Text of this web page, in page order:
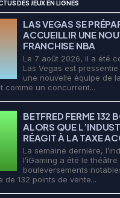
DES JEUX EN LIGNES
LAS VEGAS SE
ACCUEILLIR UNE
FRANCHISE NBA
Le 7 août 2026, il a été
Las Vegas est
une nouvelle équipe de
comme un concurrent...
BETFRED FERME 132
ALORS QUE
RÉAGIT À LA TAXE
La semaine dernière,
l’iGaming a été le théâtre
bouleversements
de 132 points de vente...